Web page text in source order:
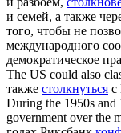
и семей, а также
того, чтобы не
международного
демократическое
The US could also
также столкнуться с
During the 1950s and
government over the